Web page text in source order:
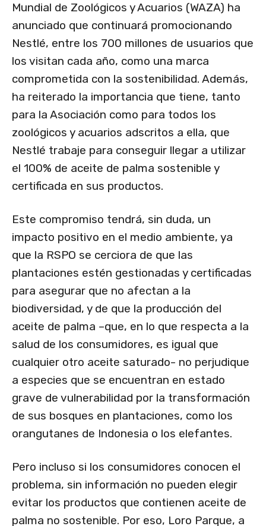
Mundial de Zoológicos y Acuarios (WAZA) ha
anunciado que continuará promocionando
Nestlé, entre los 700 millones de usuarios que
los visitan cada año, como una marca
comprometida con la sostenibilidad. Además,
ha reiterado la importancia que tiene, tanto
para la Asociación como para todos los
zoológicos y acuarios adscritos a ella, que
Nestlé trabaje para conseguir llegar a utilizar
el 100% de aceite de palma sostenible y
certificada en sus productos.
Este compromiso tendrá, sin duda, un
impacto positivo en el medio ambiente, ya
que la RSPO se cerciora de que las
plantaciones estén gestionadas y certificadas
para asegurar que no afectan a la
biodiversidad, y de que la producción del
aceite de palma –que, en lo que respecta a la
salud de los consumidores, es igual que
cualquier otro aceite saturado- no perjudique
a especies que se encuentran en estado
grave de vulnerabilidad por la transformación
de sus bosques en plantaciones, como los
orangutanes de Indonesia o los elefantes.
Pero incluso si los consumidores conocen el
problema, sin información no pueden elegir
evitar los productos que contienen aceite de
palma no sostenible. Por eso, Loro Parque, a